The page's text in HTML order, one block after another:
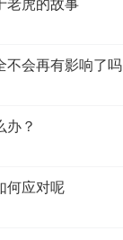
老虎的故事
不会再有影响了吗
办？
何应对呢